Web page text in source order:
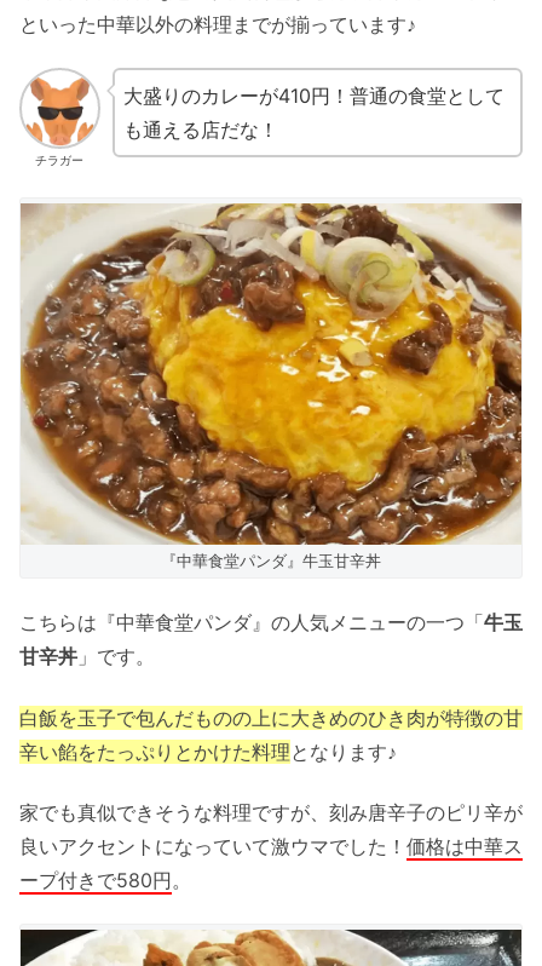
といった中華以外の料理までが揃っています♪
チラガー
大盛りのカレーが410円！普通の食堂として
も通える店だな！
『中華食堂パンダ』牛玉甘辛丼
こちらは『中華食堂パンダ』の人気メニューの一つ「牛玉
甘辛丼 」です。
白飯を玉子で包んだものの上に大きめのひき肉が特徴の甘
辛い餡をたっぷりとかけた料理となります♪
家でも真似できそうな料理ですが、刻み唐辛子のピリ辛が
良いアクセントになっていて激ウマでした！ 価格は中華ス
ープ付きで580円。